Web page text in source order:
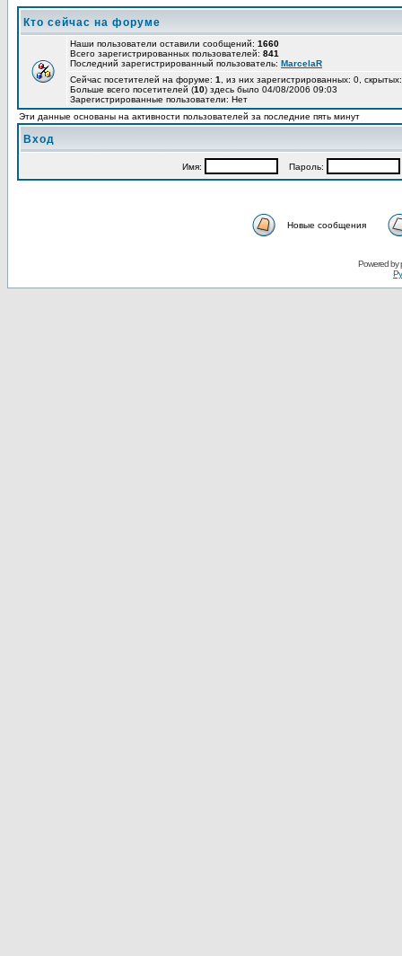
Кто сейчас на форуме
Наши пользователи оставили сообщений: 1660
Всего зарегистрированных пользователей: 841
Последний зарегистрированный пользователь: MarcelaR
Сейчас посетителей на форуме: 1
, из них зарегистрированных: 0,
Больше всего посетителей (10) здесь было 04/08/2006 09:03
Зарегистрированные пользователи: Нет
Эти данные основаны на активности пользователей за последние пять минут
Вход
Имя: Пароль:
Новые сообщения
Powered by